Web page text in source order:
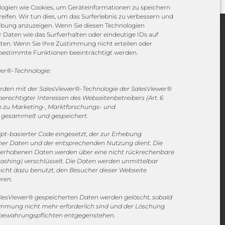
wie Cookies, um Geräteinformationen zu speichern
Wir tun dies, um das Surferlebnis zu verbessern und
anzuzeigen. Wenn Sie diesen Technologien
wie das Surfverhalten oder eindeutige IDs auf
Wenn Sie Ihre Zustimmung nicht erteilen oder
Funktionen beeinträchtigt werden.
Technologie:
mit der SalesViewer®-Technologie der SalesViewer®
Interessen des Webseitenbetreibers (Art. 6
zu Marketing-, Marktforschungs- und
und gespeichert.
basierter Code eingesetzt, der zur Erhebung
Daten und der entsprechenden Nutzung dient. Die
Daten werden über eine nicht rückrechenbare
verschlüsselt. Die Daten werden unmittelbar
dazu benutzt, den Besucher dieser Webseite
gespeicherten Daten werden gelöscht, sobald
nicht mehr erforderlich sind und der Löschung
entgegenstehen.
Channels
Mo. - Do. 08:00 - 17:00 Uhr
Fr. 08:00 - 15:00 Uhr
Sponsoring